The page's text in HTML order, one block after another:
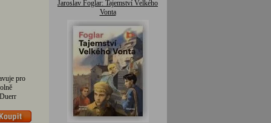
pro
Jaroslav Foglar: Tajemství Velkého
Vonta